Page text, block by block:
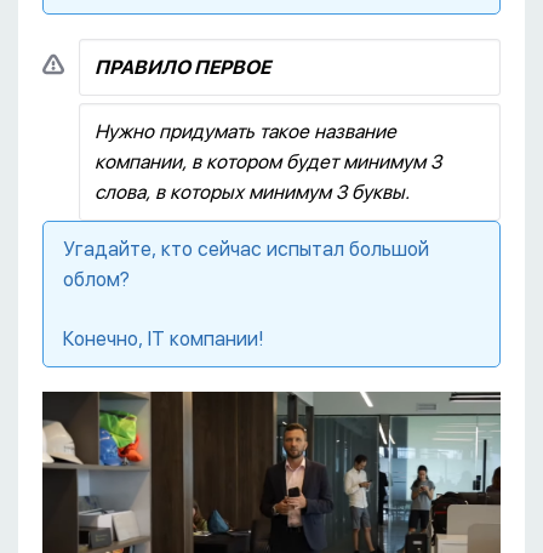
ПРАВИЛО ПЕРВОЕ
Нужно придумать такое название
компании, в котором будет минимум 3
слова, в которых минимум 3 буквы.
Угадайте, кто сейчас испытал большой
облом?
Конечно, IT компании!